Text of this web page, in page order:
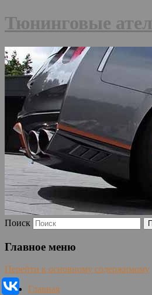
Тюнинговые
Поиск
Главное меню
Перейти к основному содержимому
Главная